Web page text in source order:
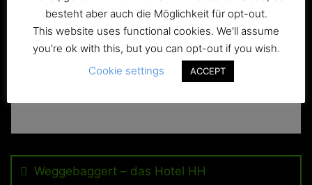
Weggebaggert – das Hotel HH
besteht aber auch die Möglichkeit für opt-out.
This website uses functional cookies. We'll assume
you're ok with this, but you can opt-out if you wish.
Cookie settings
ACCEPT